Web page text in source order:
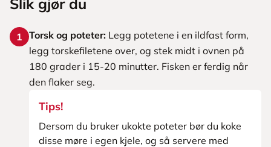
Slik gjør du
1 Torsk og poteter: Legg potetene i en ildfast form,
legg torskefiletene over, og stek midt i ovnen på
180 grader i 15-20 minutter. Fisken er ferdig når
den flaker seg.
Tips!
Dersom du bruker ukokte poteter bør du koke
disse møre i egen kjele, og så servere med